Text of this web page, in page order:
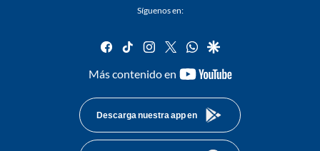
Síguenos en:
facebook
tiktok instagram
twitterwhatsapp
google
Más contenido en
youtube-
Descarga nuestra app en